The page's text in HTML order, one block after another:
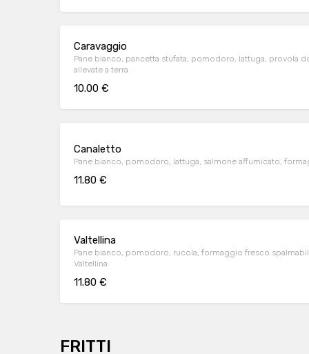
Caravaggio
Pane bianco, pancetta stufata, pomodoro, lattuga, provola
allevate a terra
10.00 €
Canaletto
Pane bianco, pomodoro, lattuga, salmone affumicato,
11.80 €
Valtellina
Pane bianco, pomodoro, rucola, formaggio fresco
Valtellina
11.80 €
FRITTI